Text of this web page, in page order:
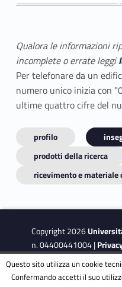
Qualora le informazioni
incomplete o errate leggi
Per telefonare da un
numero unico inizia con
ultime quattro cifre del
profilo
prodotti della ricerca
ricevimento e materiale
Copyright 2026
n. 04400441004 |
Obiettivi di accessibilità
|
Questo sito utilizza un cookie
Confermando accetti il suo